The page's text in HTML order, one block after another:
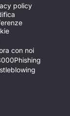
policy
con noi
Phishing